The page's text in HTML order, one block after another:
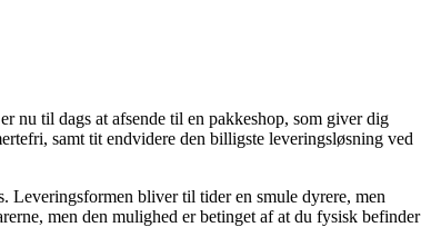
nu til dags at afsende til en pakkeshop, som giver dig
samt tit endvidere den billigste leveringsløsning ved
Leveringsformen bliver til tider en smule dyrere, men
men den mulighed er betinget af at du fysisk befinder